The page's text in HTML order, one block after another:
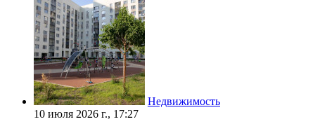
Недвижимость
10 июля 2026 г., 17:27